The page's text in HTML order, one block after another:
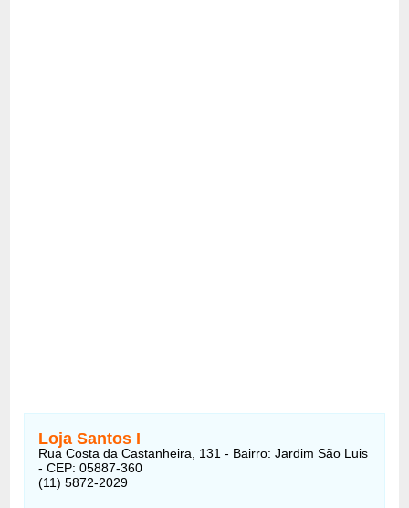
Loja Santos I
Rua Costa da Castanheira, 131 - Bairro: Jardim São Luis
- CEP: 05887-360
(11) 5872-2029